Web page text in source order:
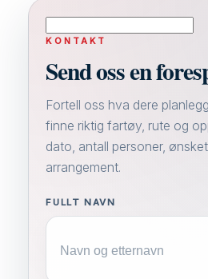
KONTAKT
Send oss en
Fortell oss hva dere
finne riktig fartøy, rute og
dato, antall personer,
arrangement.
FULLT NAVN